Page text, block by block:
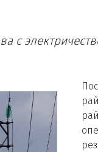
с